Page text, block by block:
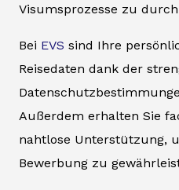
Visumsprozesse zu
Bei EVS sind Ihre
Reisedaten dank der
Außerdem erhalten Sie
nahtlose Unterstützung,
Bewerbung zu